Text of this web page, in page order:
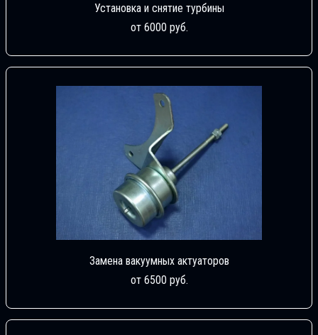
Установка и снятие турбины
от 6000 руб.
Замена вакуумных актуаторов
от 6500 руб.